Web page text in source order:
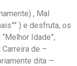
, Mal
) e desfruta, os
Idade”,
de –
dita —